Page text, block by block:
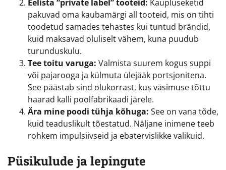
Eelista “private label” tooteid: Kaupluseketid
pakuvad oma kaubamärgi all tooteid, mis on tihti
toodetud samades tehastes kui tuntud brändid,
kuid maksavad oluliselt vähem, kuna puudub
turunduskulu.
Tee toitu varuga: Valmista suurem kogus suppi
või pajarooga ja külmuta ülejääk portsjonitena.
See päästab sind olukorrast, kus väsimuse tõttu
haarad kalli poolfabrikaadi järele.
Ära mine poodi tühja kõhuga: See on vana tõde,
kuid teaduslikult tõestatud. Näljane inimene teeb
rohkem impulsiivseid ja ebatervislikke valikuid.
Püsikulude ja lepingute